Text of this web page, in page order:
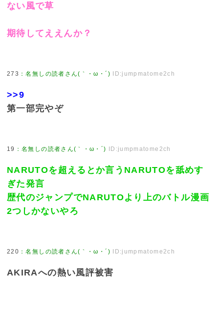
ない風で草
期待してええんか？
273 ：名無しの読者さん(｀・ω・´) ID:jumpmatome2ch
>>9
第一部完やぞ
19 ：名無しの読者さん(｀・ω・´) ID:jumpmatome2ch
NARUTOを超えるとか言うNARUTOを舐めす
ぎた発言
歴代のジャンプでNARUTOより上のバトル漫画
2つしかないやろ
220 ：名無しの読者さん(｀・ω・´) ID:jumpmatome2ch
AKIRAへの熱い風評被害